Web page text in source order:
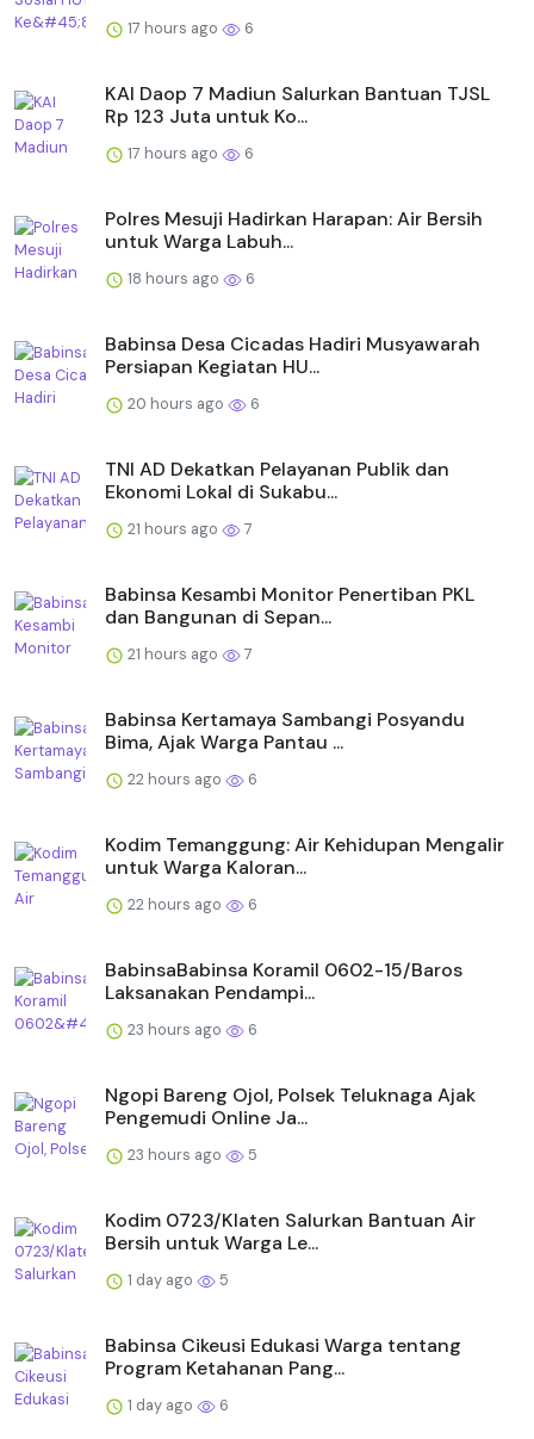
17 hours ago 6
KAI Daop 7 Madiun Salurkan Bantuan TJSL
Rp 123 Juta untuk Ko...
17 hours ago 6
Polres Mesuji Hadirkan Harapan: Air Bersih
untuk Warga Labuh...
18 hours ago 6
Babinsa Desa Cicadas Hadiri Musyawarah
Persiapan Kegiatan HU...
20 hours ago 6
TNI AD Dekatkan Pelayanan Publik dan
Ekonomi Lokal di Sukabu...
21 hours ago 7
Babinsa Kesambi Monitor Penertiban PKL
dan Bangunan di Sepan...
21 hours ago 7
Babinsa Kertamaya Sambangi Posyandu
Bima, Ajak Warga Pantau ...
22 hours ago 6
Kodim Temanggung: Air Kehidupan Mengalir
untuk Warga Kaloran...
22 hours ago 6
BabinsaBabinsa Koramil 0602-15/Baros
Laksanakan Pendampi...
23 hours ago 6
Ngopi Bareng Ojol, Polsek Teluknaga Ajak
Pengemudi Online Ja...
23 hours ago 5
Kodim 0723/Klaten Salurkan Bantuan Air
Bersih untuk Warga Le...
1 day ago 5
Babinsa Cikeusi Edukasi Warga tentang
Program Ketahanan Pang...
1 day ago 6